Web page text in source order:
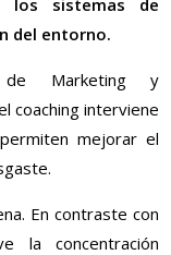
del entorno.
de Marketing y
coaching interviene
mejorar el
En contraste con
la concentración